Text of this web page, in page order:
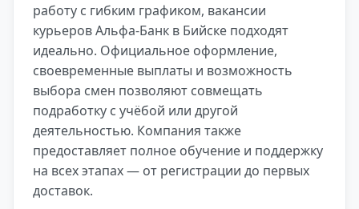
работу с гибким графиком, вакансии
курьеров Альфа-Банк в Бийске подходят
идеально. Официальное оформление,
своевременные выплаты и возможность
выбора смен позволяют совмещать
подработку с учёбой или другой
деятельностью. Компания также
предоставляет полное обучение и поддержку
на всех этапах — от регистрации до первых
доставок.